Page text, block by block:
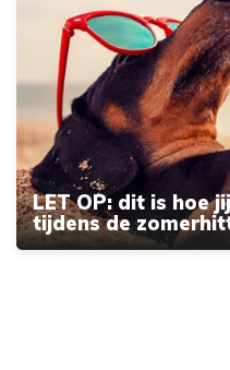
LET OP: dit is hoe
tijdens de